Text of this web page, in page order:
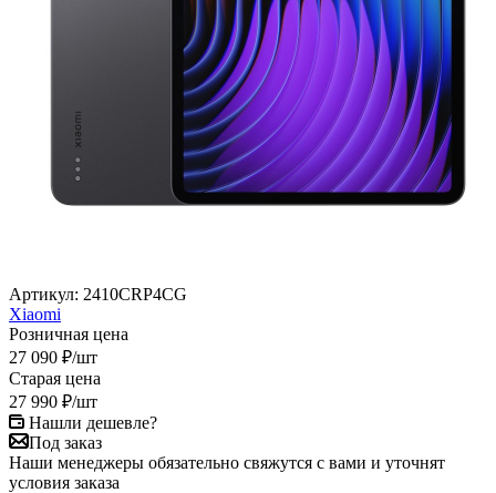
Артикул: 2410CRP4CG
Xiaomi
Розничная цена
27 090 ₽/шт
Старая цена
27 990 ₽/шт
Нашли дешевле?
Под заказ
Наши менеджеры обязательно свяжутся с вами и уточнят
условия заказа